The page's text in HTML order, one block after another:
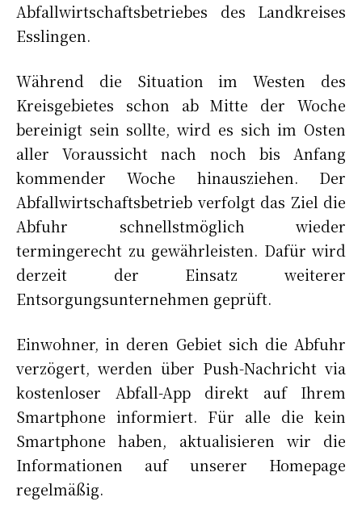
Abfallwirtschaftsbetriebes des Landkreises
Esslingen.
Während die Situation im Westen des
Kreisgebietes schon ab Mitte der Woche
bereinigt sein sollte, wird es sich im Osten
aller Voraussicht nach noch bis Anfang
kommender Woche hinausziehen. Der
Abfallwirtschaftsbetrieb verfolgt das Ziel die
Abfuhr schnellstmöglich wieder
termingerecht zu gewährleisten. Dafür wird
derzeit der Einsatz weiterer
Entsorgungsunternehmen geprüft.
Einwohner, in deren Gebiet sich die Abfuhr
verzögert, werden über Push-Nachricht via
kostenloser Abfall-App direkt auf Ihrem
Smartphone informiert. Für alle die kein
Smartphone haben, aktualisieren wir die
Informationen auf unserer Homepage
regelmäßig.